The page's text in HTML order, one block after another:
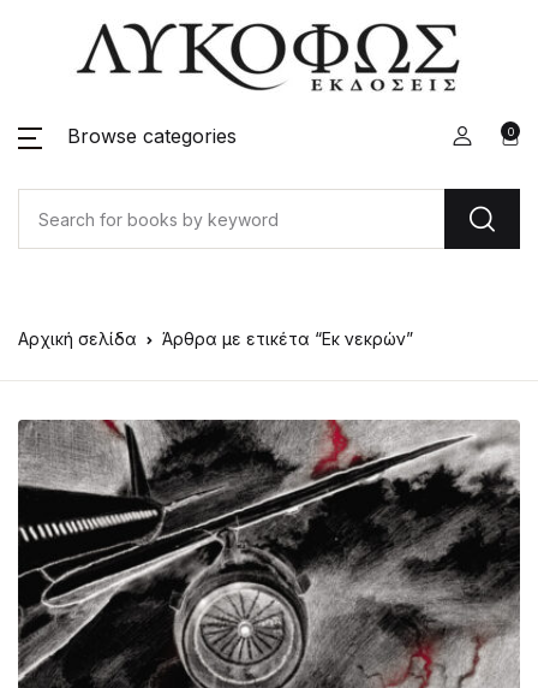
Browse categories 0
Αρχική σελίδα Άρθρα με ετικέτα “Εκ νεκρών”